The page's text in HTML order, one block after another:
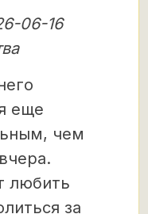
06-16
еще
чем
любить
за